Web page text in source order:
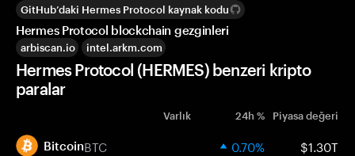
GitHub’daki Hermes Protocol kaynak kodu
Hermes Protocol blockchain gezginleri
arbiscan.io intel.arkm.com
Hermes Protocol (HERMES) benzeri kripto
paralar
Varlık 24h % Piyasa değeri
BitcoinBTC 0.70% $1.30T